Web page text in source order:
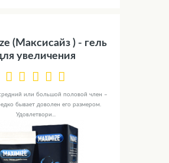
(Максисайз ) - гель
увеличения
или большой половой член –
бывает доволен его размером.
Удовлетвори...